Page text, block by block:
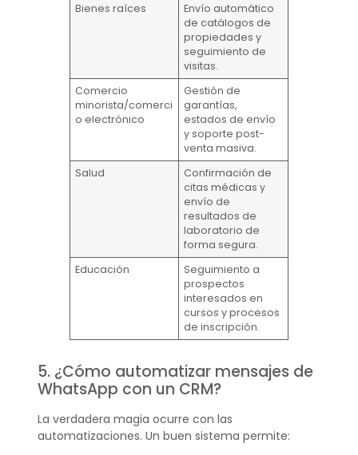
Bienes raíces
Envío automático
de catálogos de
propiedades y
seguimiento de
visitas.
Comercio
minorista/comerci
o electrónico
Gestión de
garantías,
estados de envío
y soporte post-
venta masiva.
Salud
Confirmación de
citas médicas y
envío de
resultados de
laboratorio de
forma segura.
Educación
Seguimiento a
prospectos
interesados en
cursos y procesos
de inscripción.
5. ¿Cómo automatizar mensajes de
WhatsApp con un CRM?
La verdadera magia ocurre con las
automatizaciones. Un buen sistema permite: